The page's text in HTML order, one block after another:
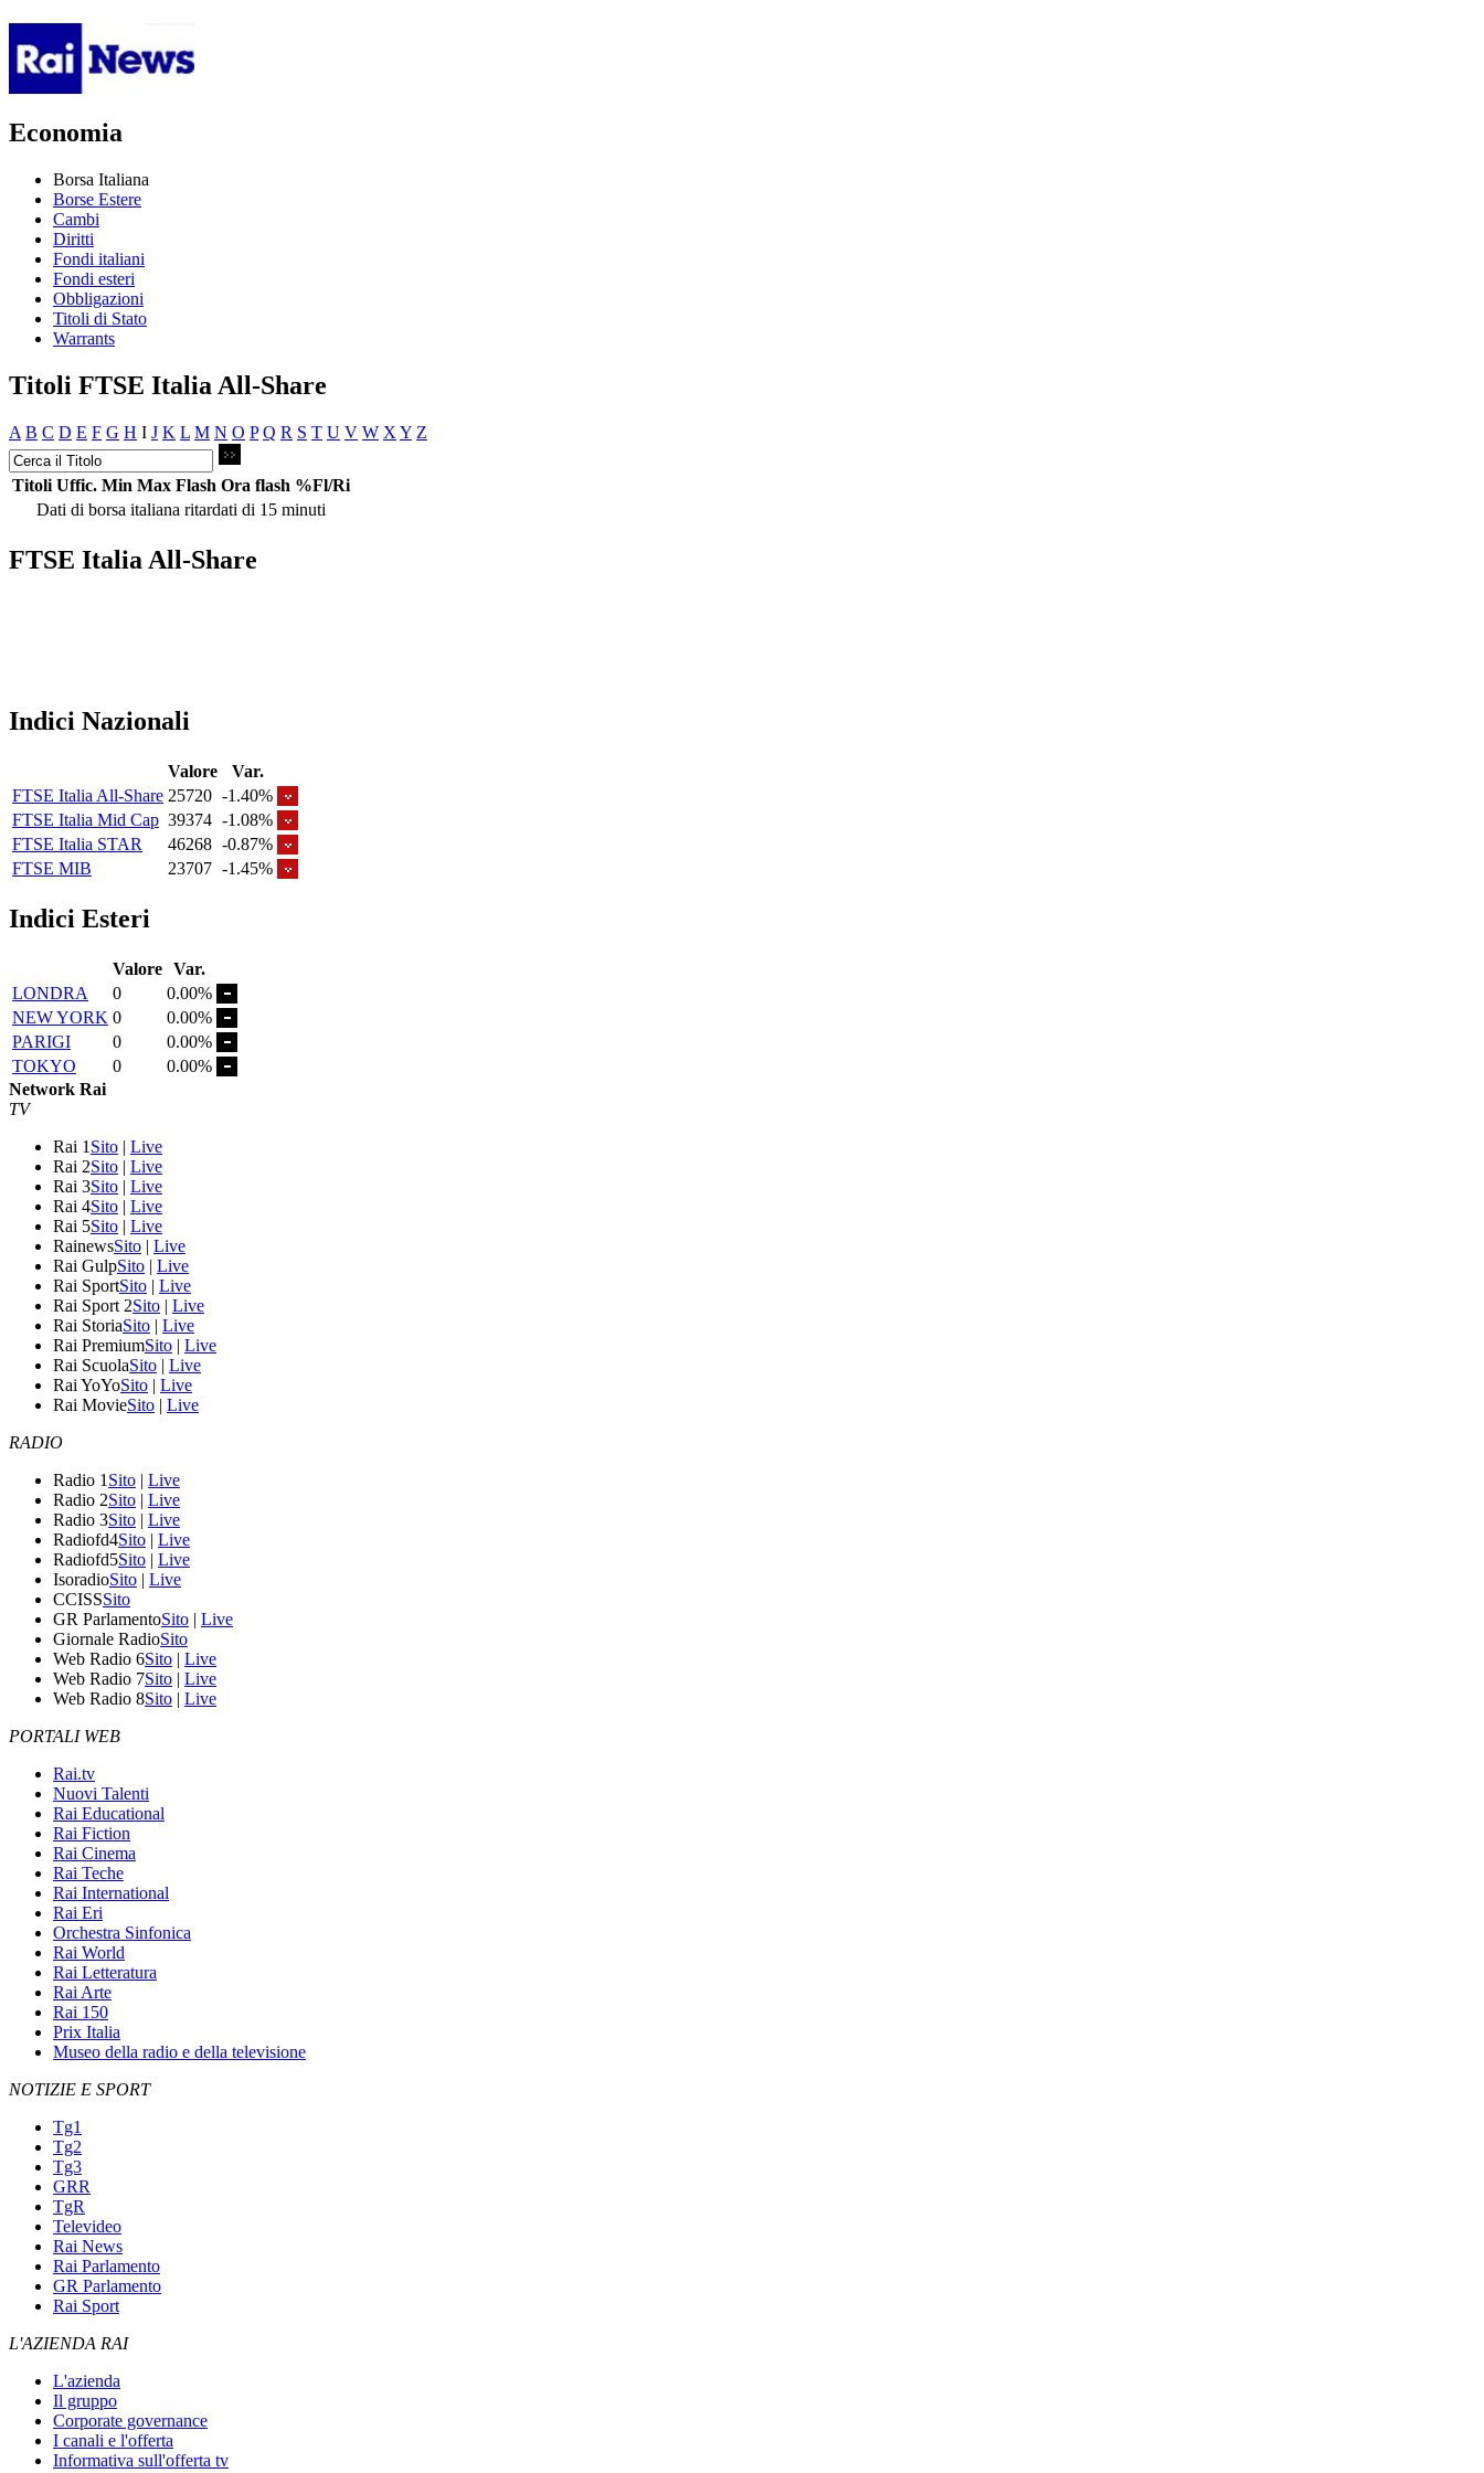
Economia
Borsa Italiana
Borse Estere
Cambi
Diritti
Fondi italiani
Fondi esteri
Obbligazioni
Titoli di Stato
Warrants
Titoli FTSE Italia All-Share
A B C D E F G H I J K L M N O P Q R S T U V W X Y Z
Titoli Uffic. Min Max Flash Ora flash %Fl/Ri
Dati di borsa italiana ritardati di 15 minuti
FTSE Italia All-Share
Indici Nazionali
Valore
Var.
FTSE Italia All-Share 25720 -1.40%
FTSE Italia Mid Cap 39374 -1.08%
FTSE Italia STAR
46268 -0.87%
FTSE MIB
23707 -1.45%
Indici Esteri
Valore Var.
LONDRA
0
0.00%
NEW YORK 0
0.00%
PARIGI
0
0.00%
TOKYO
0
0.00%
Network Rai
TV
Rai 1 Sito | Live
Rai 2Sito | Live
Rai 3Sito | Live
Rai 4Sito | Live
Rai 5Sito | Live
RainewsSito | Live
Rai GulpSito | Live
Rai SportSito | Live
Rai Sport 2Sito | Live
Rai StoriaSito | Live
Rai PremiumSito | Live
Rai ScuolaSito | Live
Rai YoYoSito | Live
Rai MovieSito | Live
RADIO
Radio 1 Sito | Live
Radio 2Sito | Live
Radio 3Sito | Live
Radiofd4Sito | Live
Radiofd5Sito | Live
IsoradioSito | Live
CCISSSito
GR ParlamentoSito | Live
Giornale RadioSito
Web Radio 6Sito | Live
Web Radio 7Sito | Live
Web Radio 8Sito | Live
PORTALI WEB
Rai.tv
Nuovi Talenti
Rai Educational
Rai Fiction
Rai Cinema
Rai Teche
Rai International
Rai Eri
Orchestra Sinfonica
Rai World
Rai Letteratura
Rai Arte
Rai 150
Prix Italia
Museo della radio e della televisione
NOTIZIE E SPORT
Tg1
Tg2
Tg3
GRR
TgR
Televideo
Rai News
Rai Parlamento
GR Parlamento
Rai Sport
L'AZIENDA RAI
L'azienda
Il gruppo
Corporate governance
I canali e l'offerta
Informativa sull'offerta tv